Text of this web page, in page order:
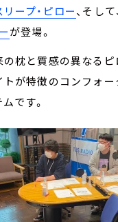
ープ・ピロー、そして
が登場。
枕と質感の異なるピ
トが特徴のコンフォー
です。